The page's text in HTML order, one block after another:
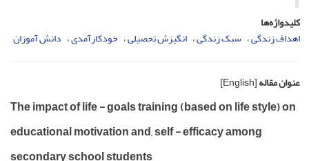
کلیدواژه‌ها
اهداف زندگی سبک زندگی انگیزش تحصیلی خودکارآمدی دانش آموزان
عنوان مقاله[English]
The impact of life - goals training (based on life style) on
educational motivation and, self - efficacy among
secondary school students